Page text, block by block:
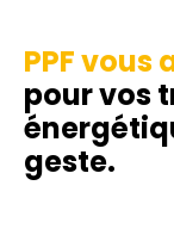
PPF vous
pour vos
geste.